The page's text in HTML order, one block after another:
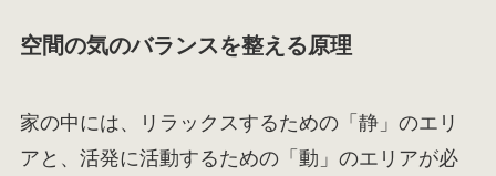
空間の気のバランスを整える原理
家の中には、リラックスするための「静」のエリ
アと、活発に活動するための「動」のエリアが必